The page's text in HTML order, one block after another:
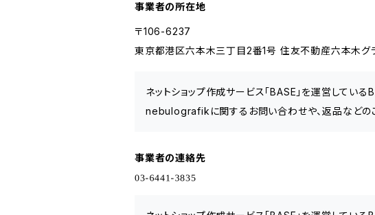
事業者の所在地
〒106-6237
東京都港区六本木三丁目2番1号 住友不動産六本木グ
ネットショップ作成サービス「BASE」を運営してい
nebulografikに関するお問い合わせや、返品などの
事業者の連絡先